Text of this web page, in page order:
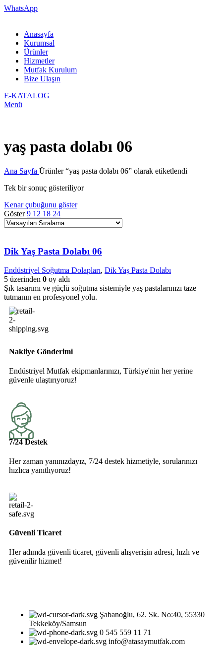
WhatsApp
Anasayfa
Kurumsal
Ürünler
Hizmetler
Mutfak Kurulum
Bize Ulaşın
E-KATALOG
Menü
yaş pasta dolabı 06
Ana Sayfa Ürünler “yaş pasta dolabı 06” olarak etiketlendi
Tek bir sonuç gösteriliyor
Kenar çubuğunu göster
Göster9 12 18 24
Dik Yaş Pasta Dolabı 06
Endüstriyel Soğutma Dolapları, Dik Yaş Pasta Dolabı
5 üzerinden 0 oy aldı
Şık tasarımı ve güçlü soğutma sistemiyle yaş pastalarınızı taze
tutmanın en profesyonel yolu.
Nakliye Gönderimi
Endüstriyel Mutfak ekipmanlarınızı, Türkiye'nin her yerine
güvenle ulaştırıyoruz!
7/24 Destek
Her zaman yanınızdayız, 7/24 destek hizmetiyle, sorularınızı
hızlıca yanıtlıyoruz!
Güvenli Ticaret
Her adımda güvenli ticaret, güvenli alışverişin adresi, hızlı ve
güvenilir hizmet!
Şabanoğlu, 62. Sk. No:40, 55330
Tekkeköy/Samsun
0 545 559 11 71
info@atasaymutfak.com